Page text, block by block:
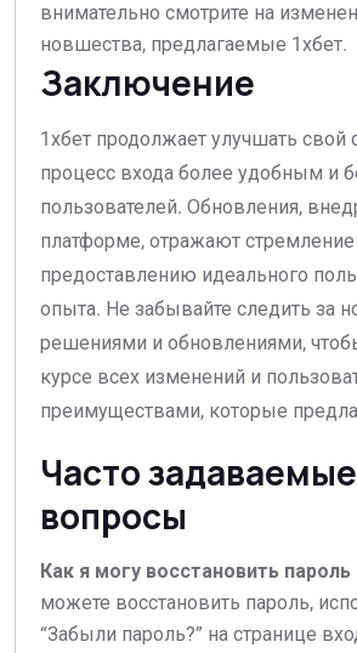
внимательно смотрите на
новшества, предлагаемые 1хбет.
Заключение
1хбет продолжает улучшать свой
процесс входа более удобным и
пользователей. Обновления,
платформе, отражают
предоставлению идеального
опыта. Не забывайте следить за
решениями и обновлениями,
курсе всех изменений и
преимуществами, которые
Часто задаваемые
вопросы
Как я могу восстановить пароль
можете восстановить пароль,
“Забыли пароль?” на странице